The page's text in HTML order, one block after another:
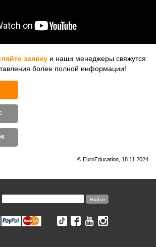
заявку и наши менеджеры свяжутся
более полной информации!
© EuroEducation, 18.11.2024